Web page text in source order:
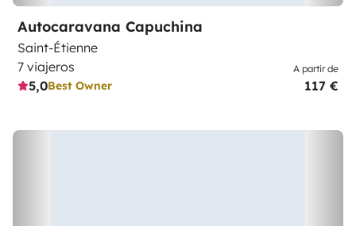
Autocaravana Capuchina
Saint-Étienne
7 viajeros
5,0Best Owner
A partir de
117 €